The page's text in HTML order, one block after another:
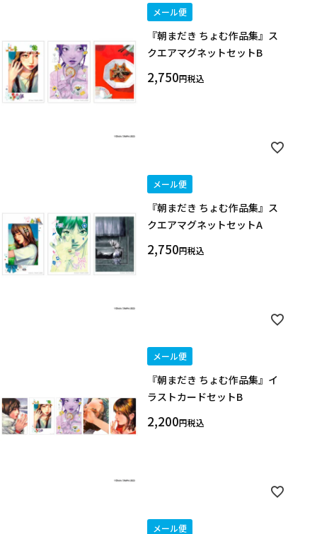
メール便
『朝まだき ちょむ作品集』ス
クエアマグネットセットB
2,750 税込
メール便
『朝まだき ちょむ作品集』ス
クエアマグネットセットA
2,750 税込
メール便
『朝まだき ちょむ作品集』イ
ラストカードセットB
2,200 税込
メール便